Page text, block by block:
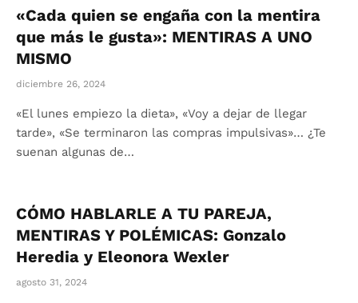
«Cada quien se engaña con la mentira
que más le gusta»: MENTIRAS A UNO
MISMO
diciembre 26, 2024
«El lunes empiezo la dieta», «Voy a dejar de llegar
tarde», «Se terminaron las compras impulsivas»… ¿Te
suenan algunas de…
CÓMO HABLARLE A TU PAREJA,
MENTIRAS Y POLÉMICAS: Gonzalo
Heredia y Eleonora Wexler
agosto 31, 2024